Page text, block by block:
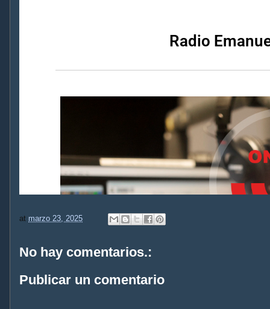
at marzo 23, 2025
No hay comentarios.:
Publicar un comentario